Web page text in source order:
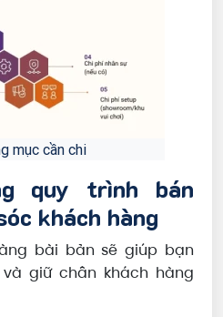
mục cần chi
quy trình bán
khách hàng
bài bản sẽ giúp bạn
giữ chân khách hàng